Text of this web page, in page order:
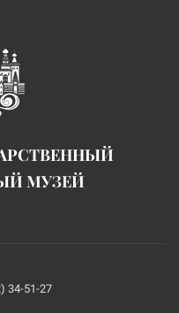
МУЗЕЙ
34-51-27